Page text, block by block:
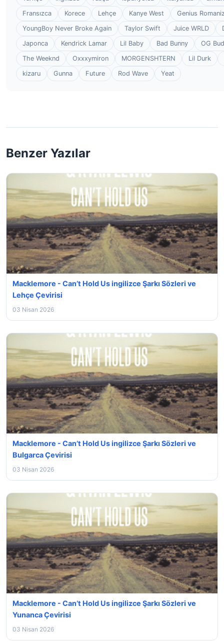
Fransızca
Korece Lehçe Kanye West
Genius
YoungBoy Never Broke Again
Taylor Swift Juice WRLD
Japonca
Kendrick Lamar Lil Baby Bad Bunny
OG
The Weeknd
Oxxxymiron MORGENSHTERN
Lil Durk
kizaru
Gunna Future Rod Wave Yeat
Benzer Yazılar
Macklemore - Can’t Hold Us ingilizce Şarkı Sözleri ve
Lehçe Çevirisi
03 Nisan 2026
Macklemore - Can’t Hold Us ingilizce Şarkı Sözleri ve
Bulgarca Çevirisi
03 Nisan 2026
Macklemore - Can’t Hold Us ingilizce Şarkı Sözleri ve
Yunanca Çevirisi
03 Nisan 2026